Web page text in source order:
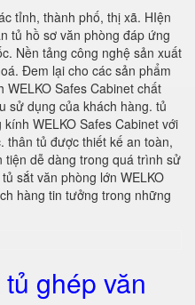
tỉnh, thành phố, thị xã. HIện
tủ hồ sơ văn phòng đáp ứng
Nền tảng công nghệ sản xuất
Đem lại cho các sản phẩm
Safes Cabinet chất
sử dụng của khách hàng. tủ
WELKO Safes Cabinet với
thân tủ được thiết kế an toàn,
dễ dàng trong quá trình sử
sắt văn phòng lớn WELKO
hàng tin tưởng trong những
ghép văn